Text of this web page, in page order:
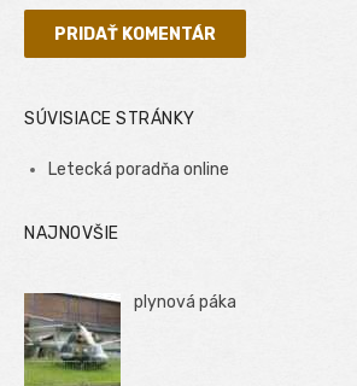
SÚVISIACE STRÁNKY
Letecká poradňa online
NAJNOVŠIE
plynová páka